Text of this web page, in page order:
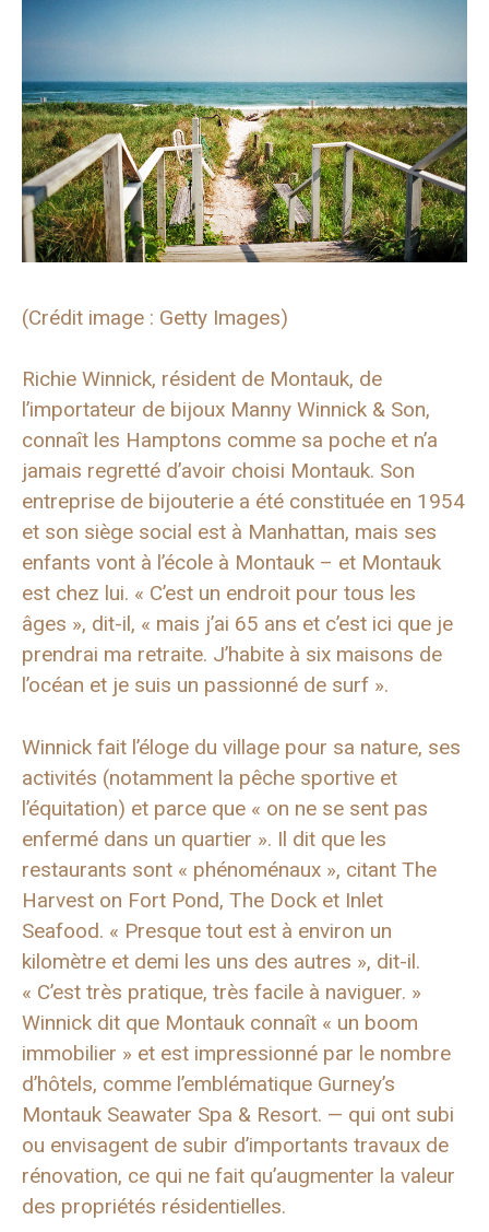
(Crédit image : Getty Images)
Richie Winnick, résident de Montauk, de
l’importateur de bijoux Manny Winnick & Son,
connaît les Hamptons comme sa poche et n’a
jamais regretté d’avoir choisi Montauk. Son
entreprise de bijouterie a été constituée en 1954
et son siège social est à Manhattan, mais ses
enfants vont à l’école à Montauk – et Montauk
est chez lui. « C’est un endroit pour tous les
âges », dit-il, « mais j’ai 65 ans et c’est ici que je
prendrai ma retraite. J’habite à six maisons de
l’océan et je suis un passionné de surf ».
Winnick fait l’éloge du village pour sa nature, ses
activités (notamment la pêche sportive et
l’équitation) et parce que « on ne se sent pas
enfermé dans un quartier ». Il dit que les
restaurants sont « phénoménaux », citant The
Harvest on Fort Pond, The Dock et Inlet
Seafood. « Presque tout est à environ un
kilomètre et demi les uns des autres », dit-il.
« C’est très pratique, très facile à naviguer. »
Winnick dit que Montauk connaît « un boom
immobilier » et est impressionné par le nombre
d’hôtels, comme l’emblématique Gurney’s
Montauk Seawater Spa & Resort. — qui ont subi
ou envisagent de subir d’importants travaux de
rénovation, ce qui ne fait qu’augmenter la valeur
des propriétés résidentielles.